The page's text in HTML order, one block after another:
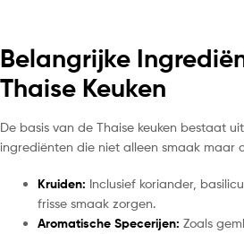
Belangrijke
Thaise Keuken
De basis van de Thaise keuken bestaat
ingrediënten die niet alleen smaak maar
Kruiden: Inclusief koriander,
frisse smaak zorgen.
Aromatische Specerijen: Zoals